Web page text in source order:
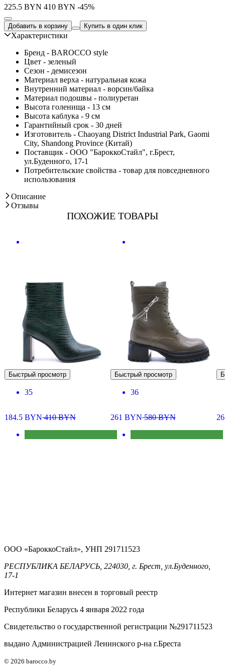
225.5 BYN 410 BYN -45%
Добавить в корзину Купить в один клик
Характеристики
Бренд - BAROCCO style
Цвет - зеленый
Сезон - демисезон
Материал верха - натуральная кожа
Внутренний материал - ворсин/байка
Материал подошвы - полиуретан
Высота голенища - 13 см
Высота каблука - 9 см
Гарантийный срок - 30 дней
Изготовитель - Chaoyang District Industrial Park, Gaomi
City, Shandong Province (Китай)
Поставщик - ООО "БароккоСтайл", г.Брест,
ул.Буденного, 17-1
Потребительские свойства - товар для повседневного
использования
Описание
Отзывы
ПОХОЖИЕ ТОВАРЫ
Быстрый просмотр
35
184.5 BYN410BYN
Быстрый просмотр
36
261 BYN580BYN
ООО «БароккоСтайл», УНП 291711523
РЕСПУБЛИКА БЕЛАРУСЬ, 224030, г. Брест, ул.Буденного,
17-1
Интернет магазин внесен в торговый реестр
Республики Беларусь 4 января 2022 года
Свидетельство о государственной регистрации №291711523
выдано Администрацией Ленинского р-на г.Бреста
© 2026 barocco.by